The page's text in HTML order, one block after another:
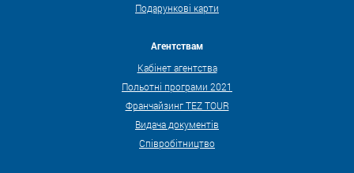
Подарункові карти
Агентствам
Кабінет агентства
Польотні програми 2021
Франчайзинг TEZ TOUR
Видача документів
Співробітництво